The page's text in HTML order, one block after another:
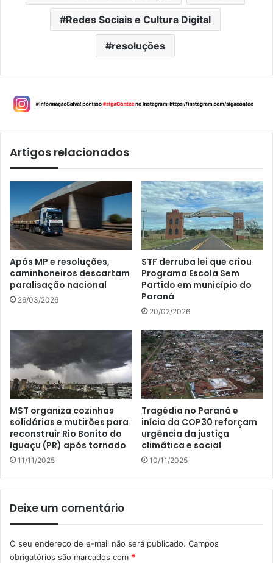
Redes Sociais e Cultura Digital
resoluções
Artigos relacionados
Após MP e resoluções,
caminhoneiros descartam
paralisação nacional
26/03/2026
STF derruba lei que criou
Programa Escola Sem
Partido em município do
Paraná
20/02/2026
MST organiza cozinhas
solidárias e mutirões para
reconstruir Rio Bonito do
Iguaçu (PR) após tornado
11/11/2025
Tragédia no Paraná e
início da COP30 reforçam
urgência da justiça
climática e social
10/11/2025
Deixe um comentário
O seu endereço de e-mail não será publicado. Campos
obrigatórios são marcados com *